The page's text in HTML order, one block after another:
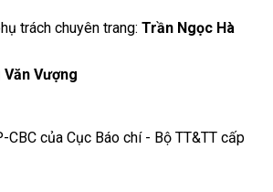
trách chuyên trang: Trần Ngọc Hà
Văn Vượng
của Cục Báo chí - Bộ TT&TT cấp